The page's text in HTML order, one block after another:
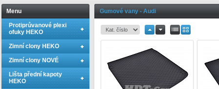
Gumové vany - Audi
Menu
Protiprůvanové plexi
ofuky HEKO
Zimní clony HEKO
Zimní clony NOVÉ
Lišta přední kapoty
HEKO